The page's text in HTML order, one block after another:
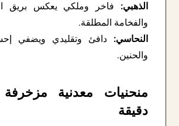
الذهبي: فاخر وملكي يعكس بريق
والفخامة المطلقة.
النحاسي: دافئ وتقليدي ويضفي
والحنين.
منحنيات معدنية
دقيقة